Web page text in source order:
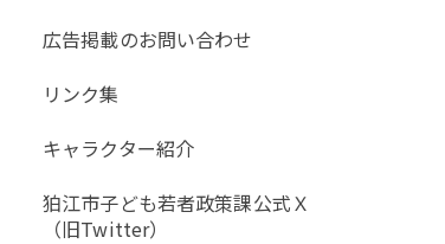
広告掲載のお問い合わせ
リンク集
キャラクター紹介
狛江市子ども若者政策課公式Ｘ
（旧Twitter）